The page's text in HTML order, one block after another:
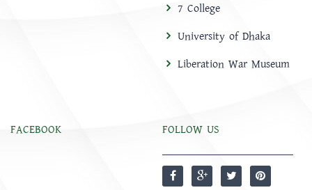
7 College
University of Dhaka
Liberation War Museum
FACEBOOK FOLLOW US